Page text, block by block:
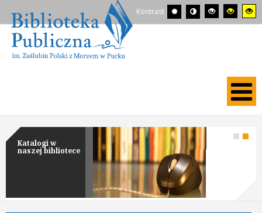
Kontrast
Katalogi w
naszej bibliotece